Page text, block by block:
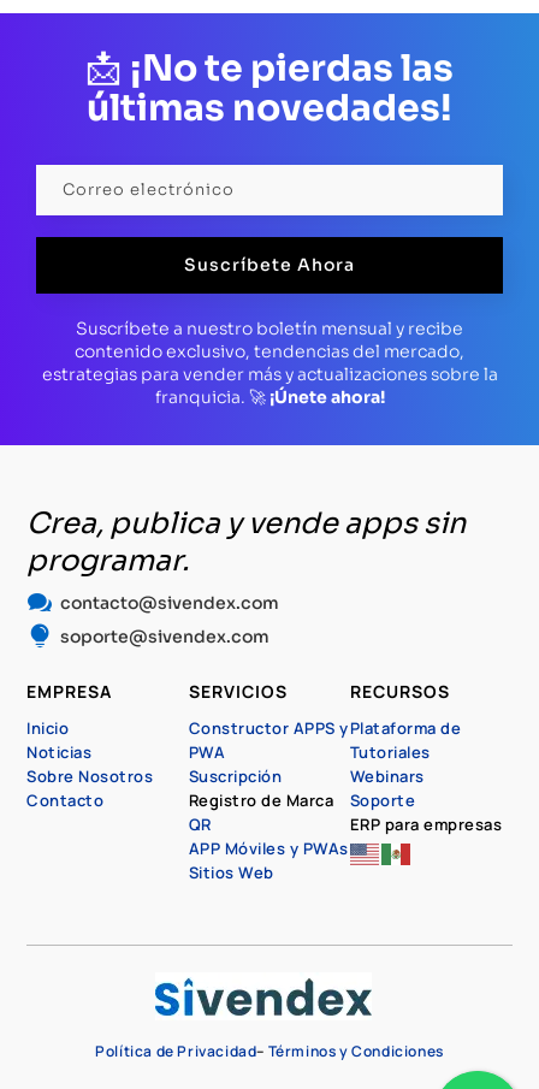
📩 ¡No te pierdas las
últimas novedades!
Suscríbete Ahora
Suscríbete a nuestro boletín mensual y recibe
contenido exclusivo, tendencias del mercado,
estrategias para vender más y actualizaciones sobre la
franquicia. 🚀 ¡Únete ahora!
Crea, publica y vende apps sin
programar.
 contacto@sivendex.com
 soporte@sivendex.com
EMPRESA
Inicio
Noticias
Sobre Nosotros
Contacto
SERVICIOS
Constructor APPS y
PWA
Suscripción
Registro de Marca
QR
APP Móviles y PWAs
Sitios Web
RECURSOS
Plataforma de
Tutoriales
Webinars
Soporte
ERP para empresas
Política de Privacidad– Términos y Condiciones